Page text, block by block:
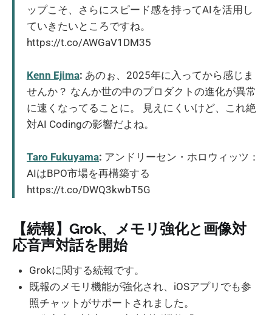
ップこそ、さらにスピード感を持ってAIを活用し
ていきたいところですね。
https://t.co/AWGaV1DM35
Kenn Ejima: あのぉ、2025年に入ってから感じま
せんか？ なんか世の中のプロダクトの進化が異常
に速くなってることに。 見えにくいけど、これ絶
対AI Codingの影響だよね。
Taro Fukuyama: アンドリーセン・ホロウィッツ：
AIはBPO市場を再構築する
https://t.co/DWQ3kwbT5G
【続報】Grok、メモリ強化と画像対
応音声対話を開始
Grokに関する続報です。
既報のメモリ機能が強化され、iOSアプリでも参
照チャットがサポートされました。